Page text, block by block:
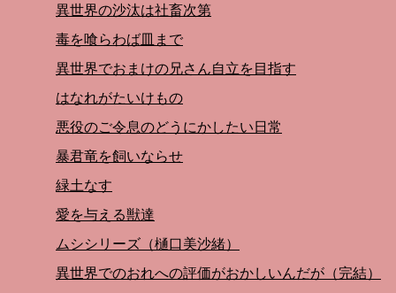
異世界の沙汰は社畜次第
毒を喰らわば皿まで
異世界でおまけの兄さん自立を目指す
はなれがたいけもの
悪役のご令息のどうにかしたい日常
暴君竜を飼いならせ
緑土なす
愛を与える獣達
ムシシリーズ（樋口美沙緒）
異世界でのおれへの評価がおかしいんだが（完結）